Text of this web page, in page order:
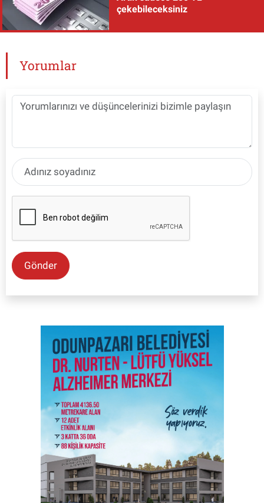
çekebileceksiniz
Yorumlar
Gönder